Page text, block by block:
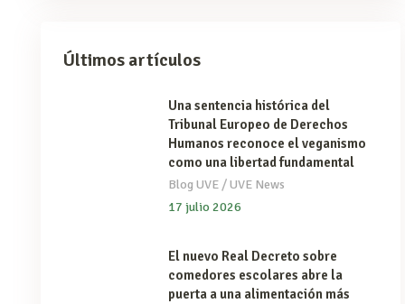
Últimos artículos
Una sentencia histórica del
Tribunal Europeo de Derechos
Humanos reconoce el veganismo
como una libertad fundamental
Blog UVE/UVE News
17 julio 2026
El nuevo Real Decreto sobre
comedores escolares abre la
puerta a una alimentación más